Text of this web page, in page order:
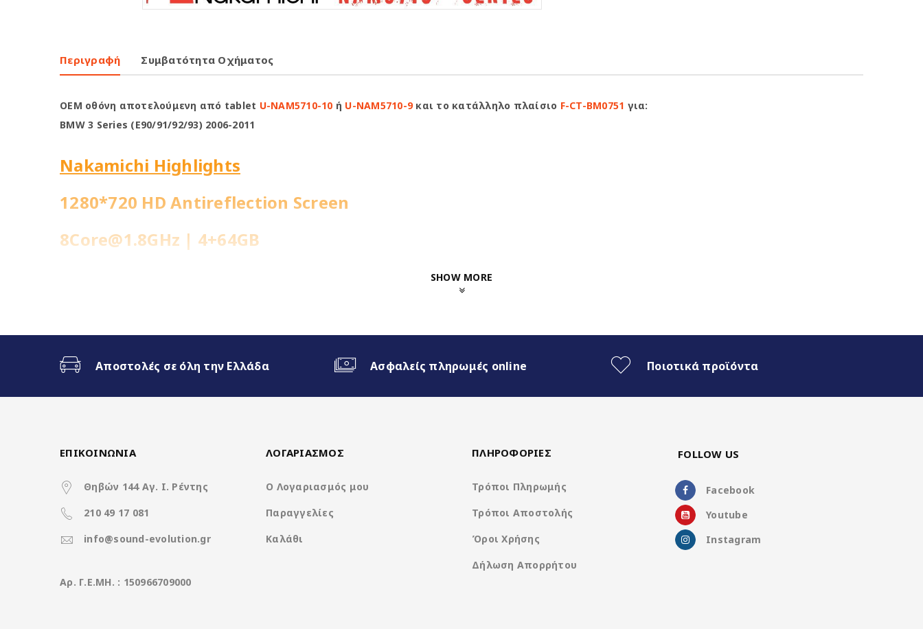
Περιγραφή Συμβατότητα Οχήματος
OEM οθόνη αποτελούμενη από tablet U-NAM5710-10 ή U-NAM5710-9και το κατάλληλο πλαίσιο F-CT-BM0751 για:
BMW 3 Series (E90/91/92/93) 2006-2011
Nakamichi Highlights
1280*720 HD Antireflection Screen
8Core@1.8GHz | 4+64GB
Ασύρματο CarPlay & Ασύρματο Android Auto
Χαρακτηριστικά
Operation System Nakamichi Os Android13
Rockchip 8Core A5 @ 1.8Ghz
SHOW MORE
Αποστολές σε όλη την Ελλάδα Ασφαλείς πληρωμές online Ποιοτικά προϊόντα
ΕΠΙΚΟΙΝΩΝΙΑ
Θηβών 144 Αγ. Ι. Ρέντης
210 49 17 081
info@sound-evolution.gr
Aρ. Γ.Ε.ΜΗ. : 150966709000
ΛΟΓΑΡΙΑΣΜΟΣ
Ο Λογαριασμός μου
Παραγγελίες
Καλάθι
ΠΛΗΡΟΦΟΡΙΕΣ
Τρόποι Πληρωμής
Τρόποι Αποστολής
Όροι Χρήσης
Δήλωση Απορρήτου
FOLLOW US
Facebook
Youtube
Instagram